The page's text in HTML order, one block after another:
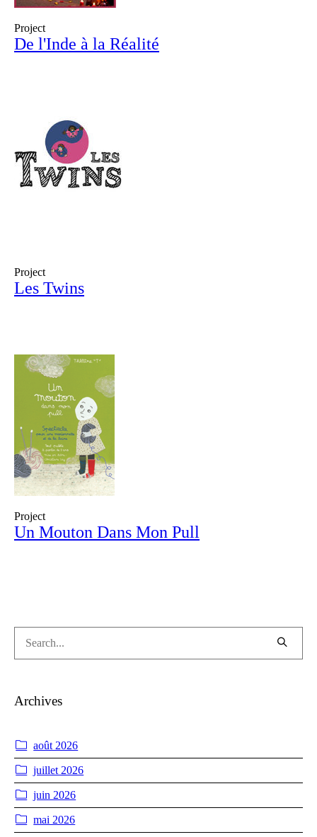
Project
De l'Inde à la Réalité
Project
Les Twins
Project
Un Mouton Dans Mon Pull
Archives
août 2026
juillet 2026
juin 2026
mai 2026